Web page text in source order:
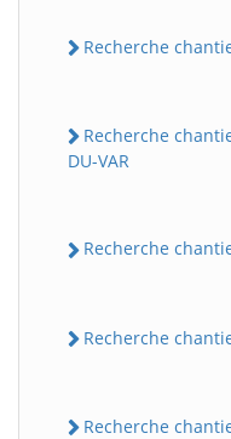
Recherche
Recherche
DU-VAR
Recherche
Recherche
Recherche